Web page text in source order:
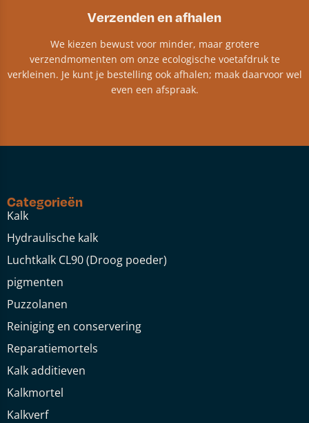
Verzenden en afhalen
We kiezen bewust voor minder, maar grotere
verzendmomenten om onze ecologische voetafdruk te
verkleinen. Je kunt je bestelling ook afhalen; maak daarvoor wel
even een afspraak.
Categorieën
Kalk
Hydraulische kalk
Luchtkalk CL90 (Droog poeder)
pigmenten
Puzzolanen
Reiniging en conservering
Reparatiemortels
Kalk additieven
Kalkmortel
Kalkverf